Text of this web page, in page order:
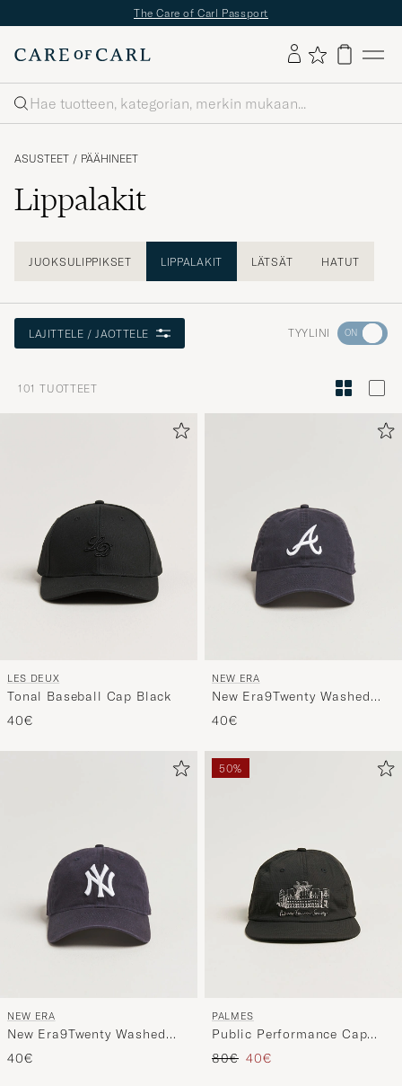
The Care of Carl Passport
Haku
ASUSTEET / PÄÄHINEET
Lippalakit
JUOKSULIPPIKSET LIPPALAKIT LÄTSÄT HATUT
LAJITTELE / JAOTTELE TYYLINI
Aktivoi
tyylini
tyyliisi
sopivan
lajittelun
tuotteille
101 TUOTTEET
LES DEUX
Tonal Baseball Cap Black
40€
NEW ERA
New Era9Twenty Washed
Cotton CapAtlanta Braves
40€
NEW ERA
New Era9Twenty Washed
Cotton CapNavy New York
Yankees
40€
50%
PALMES
Public Performance Cap
Charcoal
Tavallinen hinta
80€ Alennettu hinta
40€